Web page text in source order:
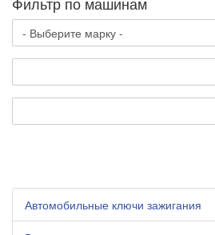
Автомобильные ключи зажигания